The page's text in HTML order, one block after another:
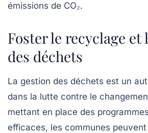
émissions de CO₂.
Foster le recyclage
des déchets
La gestion des déchets est un
dans la lutte contre le
mettant en place des
efficaces, les communes peuvent